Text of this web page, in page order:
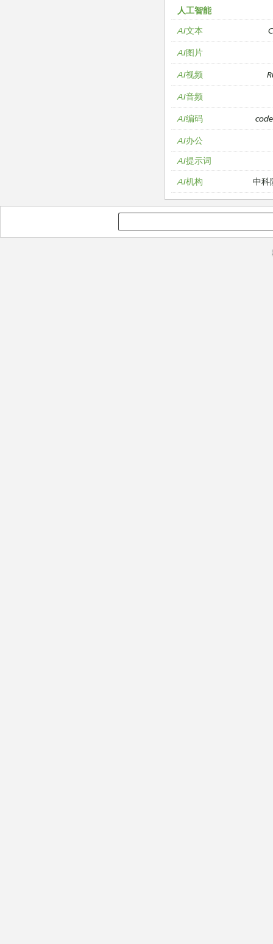
人工智能
AI文本
AI图片
AI视频
AI音频
AI编码
AI办公
AI提示词
AI机构
中科